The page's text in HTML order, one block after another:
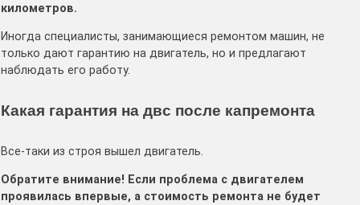
километров.
Иногда специалисты, занимающиеся ремонтом машин, не
только дают гарантию на двигатель, но и предлагают
наблюдать его работу.
Какая гарантия на двс после капремонта
Все-таки из строя вышел двигатель.
Обратите внимание! Если проблема с двигателем
проявилась впервые, а стоимость ремонта не будет